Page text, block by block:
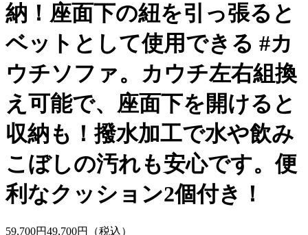
納！座面下の紐を引っ張ると
ベットとして使用できる #カ
ウチソファ。カウチ左右組換
え可能で、座面下を開けると
収納も！撥水加工で水や飲み
こぼしの汚れも安心です。便
利なクッション2個付き！
59,700円49,700円（税込）